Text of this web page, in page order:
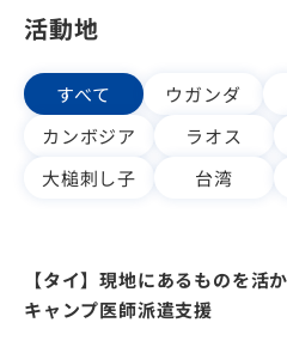
活動地
すべて ウガンダ
カンボジア
ラオス
大槌刺し子
台湾
【タイ】現地にあるものを活
キャンプ医師派遣支援